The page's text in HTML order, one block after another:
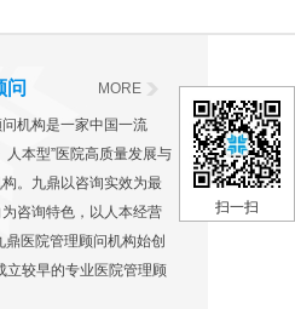
问 MORE
机构是一家中国一流
人本型”医院高质量发展与
。九鼎以咨询实效为最
咨询特色，以人本经营
院管理顾问机构始创
立较早的专业医院管理顾
扫一扫